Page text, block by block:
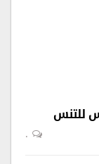
للتنس
0